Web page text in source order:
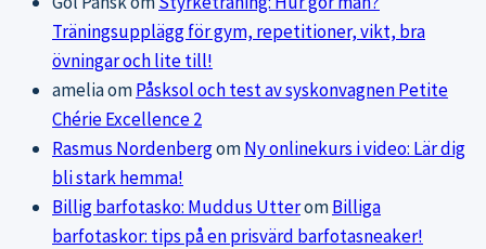
Träningsupplägg för gym, repetitioner, vikt, bra
övningar och lite till!
ameliaomPåsksol och test av syskonvagnen Petite
Chérie Excellence 2
Rasmus NordenbergomNy onlinekurs i video: Lär dig
bli stark hemma!
Billig barfotasko: Muddus UtteromBilliga
barfotaskor: tips på en prisvärd barfotasneaker!